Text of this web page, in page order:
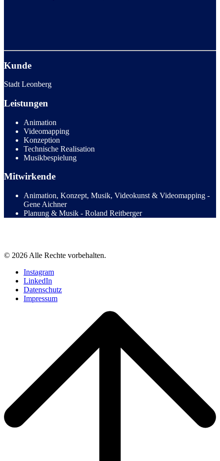
Kunde
Stadt Leonberg
Leistungen
Animation
Videomapping
Konzeption
Technische Realisation
Musikbespielung
Mitwirkende
Animation, Konzept, Musik, Videokunst & Videomapping -
Gene Aichner
Planung & Musik - Roland Reitberger
© 2026 Alle Rechte vorbehalten.
Instagram
LinkedIn
Datenschutz
Impressum